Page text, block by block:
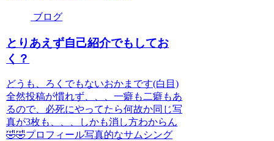
ブログ
とりあえず自己紹介でもしてお
く？
どうも、ろくでもないおかまです(白目)
全然投稿が慣れず、、、一癖も二癖もあ
るので、必死にやってたら何故か同じ写
真が3枚も、、、しかも消し方わからん
🤣🤣プロフィール写真的なサムシング